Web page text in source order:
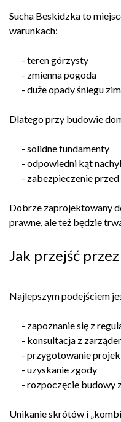
Sucha Beskidzka to
warunkach:
- teren górzysty
- zmienna pogoda
- duże opady śniegu
Dlatego przy budowie
- solidne fundamenty
- odpowiedni kąt
- zabezpieczenie
Dobrze zaprojektowany
prawne, ale też będzie
Jak przejść
Najlepszym podejściem
- zapoznanie się z
- konsultacja z
- przygotowanie
- uzyskanie zgody
- rozpoczęcie budowy
Unikanie skrótów i